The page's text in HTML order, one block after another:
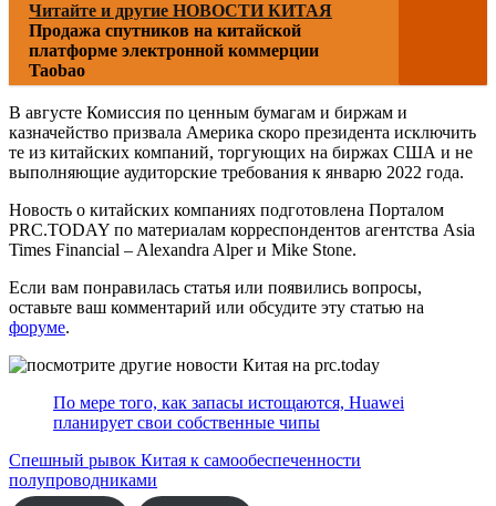
Читайте и другие НОВОСТИ КИТАЯ
Продажа спутников на китайской
платформе электронной коммерции
Taobao
В августе Комиссия по ценным бумагам и биржам и
казначейство призвала Америка скоро президента исключить
те из китайских компаний, торгующих на биржах США и не
выполняющие аудиторские требования к январю 2022 года.
Новость о китайских компаниях подготовлена Порталом
PRC.TODAY по материалам корреспондентов агентства Asia
Times Financial – Alexandra Alper и Mike Stone.
Если вам понравилась статья или появились вопросы,
оставьте ваш комментарий или обсудите эту статью на
форуме.
По мере того, как запасы истощаются, Huawei
планирует свои собственные чипы
Спешный рывок Китая к самообеспеченности
полупроводниками